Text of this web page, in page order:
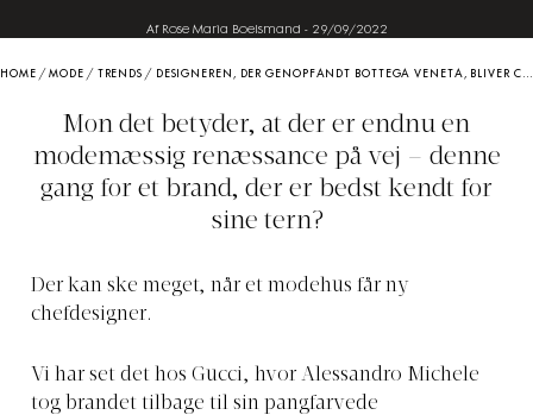
Af Rose Maria Boelsmand - 29/09/2022
HOME /MODE / TRENDS / DESIGNEREN, DER GENOPFANDT BOTTEGA VENETA, BLIVER CHEFDESIGNER FOR ET NYT, STORT MODEHUS
Mon det betyder, at der er endnu en
modemæssig renæssance på vej – denne
gang for et brand, der er bedst kendt for
sine tern?
Der kan ske meget, når et modehus får ny
chefdesigner.
Vi har set det hos Gucci, hvor Alessandro Michele
tog brandet tilbage til sin pangfarvede